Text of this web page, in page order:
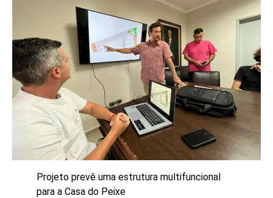
Projeto prevê uma estrutura multifuncional
para a Casa do Peixe